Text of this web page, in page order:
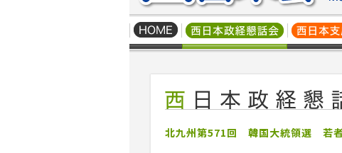
北九州第571回 韓国大統領選 若